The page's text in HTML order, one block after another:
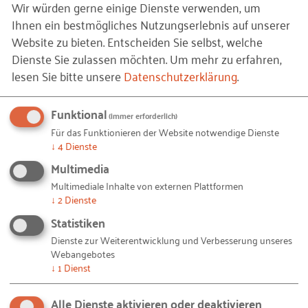
Hessische Ministerium für Arbeit, Integration,
Jugend und Soziales. Weitere Partner sind die
Hessische BGF Koordinierungsstelle, der Hessische
Landkreistag, dieDeutsche Rentenversicherung
Hessen, dieUnfallkasse Hessensowie
derHessischen Städtetag. Und wir – das RKW
Kompetenzzentrum – dürfen als Gast bei den
Treffen dabei sein. Dort sprechen wir regelmäßig
über neue Ideen, wie der Arbeitsschutz noch besser
werden kann.
Bildquellen und Copyright-Hinweise
© Getty Images/iStockphoto /
Ihnen gefällt dieser Beitrag? Teilen Sie ihn mit anderen:
Wir würden gerne einige Dienste verwenden, um
Ihnen ein bestmögliches Nutzungserlebnis auf unserer
Website zu bieten. Entscheiden Sie selbst, welche
Dienste Sie zulassen möchten.Um mehr zu erfahren,
lesen Sie bitte unsereDatenschutzerklärung.
Funktional(immer erforderlich)
Für das Funktionieren der Website notwendige Dienste
↓ 4Dienste
Multimedia
Multimediale Inhalte von externen Plattformen
↓ 2Dienste
Statistiken
Dienste zur Weiterentwicklung und Verbesserung unseres
Webangebotes
↓ 1 Dienst
Alle Dienste aktivieren oder deaktivieren